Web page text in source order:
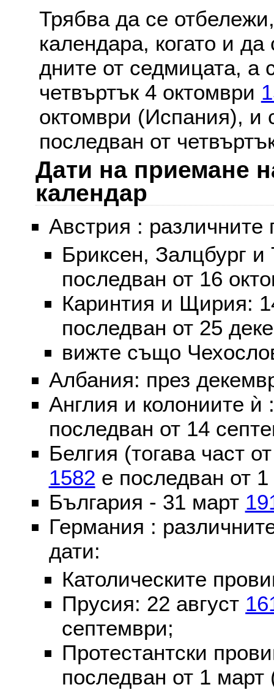
Трябва да се
календара, когато и
дните от седмицата, а
четвъртък 4 октомври
октомври (Испания), и
последван от
Дати на приемане
календар
Австрия :
Бриксен, Залцбург
последван от 16
Каринтия и Щирия:
последван от 25
вижте също
Албания: през
Англия и колониите
последван от 14
Белгия (тогава част
1582 е последван от
България - 31 март
Германия :
дати:
Католическите
Прусия: 22 август
септември;
Протестантски
последван от 1 март